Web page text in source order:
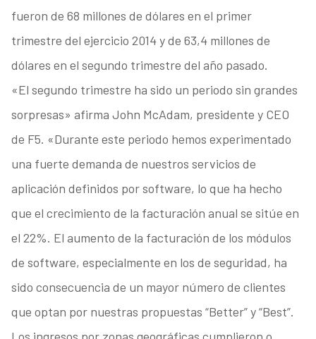
fueron de 68 millones de dólares en el primer
trimestre del ejercicio 2014 y de 63,4 millones de
dólares en el segundo trimestre del año pasado.
«El segundo trimestre ha sido un periodo sin grandes
sorpresas» afirma John McAdam, presidente y CEO
de F5. «Durante este periodo hemos experimentado
una fuerte demanda de nuestros servicios de
aplicación definidos por software, lo que ha hecho
que el crecimiento de la facturación anual se sitúe en
el 22%. El aumento de la facturación de los módulos
de software, especialmente en los de seguridad, ha
sido consecuencia de un mayor número de clientes
que optan por nuestras propuestas “Better” y “Best”.